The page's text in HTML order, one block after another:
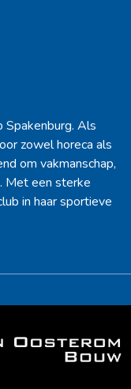
Spakenburg. Als
zowel horeca als
om vakmanschap,
Met een sterke
in haar sportieve
>